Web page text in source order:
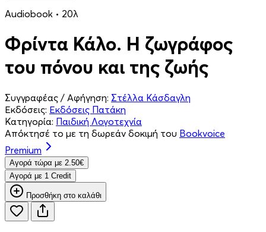
Audiobook • 20λ
Φρίντα Κάλο. Η ζωγράφος
του πόνου και της ζωής
Συγγραφέας / Αφήγηση: Στέλλα Κάσδαγλη
Εκδόσεις: Εκδόσεις Πατάκη
Κατηγορία: Παιδική Λογοτεχνία
Απόκτησέ το με τη δωρεάν δοκιμή του Bookvoice
Premium
Aγορά τώρα με 2.50€
Aγορά με 1 Credit
Προσθήκη στο καλάθι